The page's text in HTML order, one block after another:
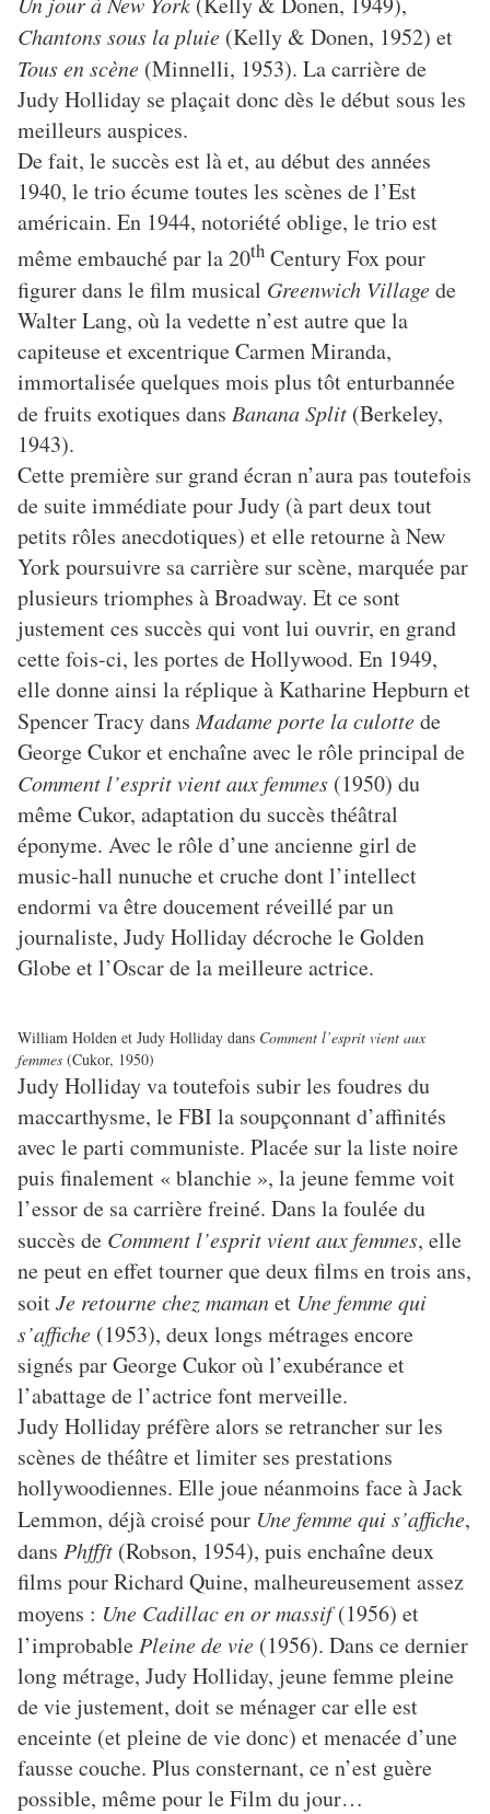
Chantons sous la pluie (Kelly & Donen, 1952) et
Tous en scène (Minnelli, 1953). La carrière de
Judy Holliday se plaçait donc dès le début sous les
meilleurs auspices.
De fait, le succès est là et, au début des années
1940, le trio écume toutes les scènes de l’Est
américain. En 1944, notoriété oblige, le trio est
même embauché par la 20th Century Fox pour
figurer dans le film musical Greenwich Villagede
Walter Lang, où la vedette n’est autre que la
capiteuse et excentrique Carmen Miranda,
immortalisée quelques mois plus tôt enturbannée
de fruits exotiques dans Banana Split (Berkeley,
1943).
Cette première sur grand écran n’aura pas toutefois
de suite immédiate pour Judy (à part deux tout
petits rôles anecdotiques) et elle retourne à New
York poursuivre sa carrière sur scène, marquée par
plusieurs triomphes à Broadway. Et ce sont
justement ces succès qui vont lui ouvrir, en grand
cette fois-ci, les portes de Hollywood. En 1949,
elle donne ainsi la réplique à Katharine Hepburn et
Spencer Tracy dansMadame porte la culottede
George Cukor et enchaîne avec le rôle principal de
Comment l’esprit vient aux femmes (1950) du
même Cukor, adaptation du succès théâtral
éponyme. Avec le rôle d’une ancienne girl de
music-hall nunuche et cruche dont l’intellect
endormi va être doucement réveillé par un
journaliste, Judy Holliday décroche le Golden
Globe et l’Oscar de la meilleure actrice.
William Holden et Judy Holliday dans Comment l’esprit vient aux
femmes (Cukor, 1950)
Judy Holliday va toutefois subir les foudres du
maccarthysme, le FBI la soupçonnant d’affinités
avec le parti communiste. Placée sur la liste noire
puis finalement « blanchie », la jeune femme voit
l’essor de sa carrière freiné. Dans la foulée du
succès de Comment l’esprit vient aux femmes, elle
ne peut en effet tourner que deux films en trois ans,
soitJe retourne chez mamanet Une femme qui
s’affiche (1953), deux longs métrages encore
signés par George Cukor où l’exubérance et
l’abattage de l’actrice font merveille.
Judy Holliday préfère alors se retrancher sur les
scènes de théâtre et limiter ses prestations
hollywoodiennes. Elle joue néanmoins face à Jack
Lemmon, déjà croisé pour Une femme qui s’affiche,
dans Phffft (Robson, 1954), puis enchaîne deux
films pour Richard Quine, malheureusement assez
moyens : Une Cadillac en or massif(1956) et
l’improbable Pleine de vie (1956). Dans ce dernier
long métrage, Judy Holliday, jeune femme pleine
de vie justement, doit se ménager car elle est
enceinte (et pleine de vie donc) et menacée d’une
fausse couche. Plus consternant, ce n’est guère
possible, même pour le Film du jour…